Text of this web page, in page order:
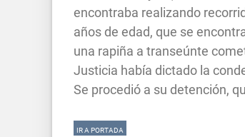
encontraba realizando
años de edad, que se
una rapiña a transeúnte
Justicia había dictado la
Se procedió a su detención,
IR A PORTADA